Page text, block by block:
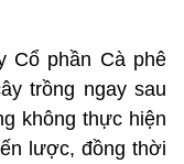
Cổ phần Cà phê
trồng ngay sau
không thực hiện
lược, đồng thời